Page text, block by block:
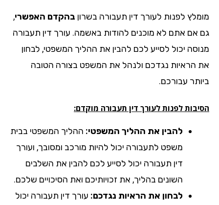
לפנות לעורך דין תעבורה בשרוןבהקדם האפשרי,
אם אתם לא מוכנים להודות באשמה. עורך דין תעבורה
יכול לסייע לכם להבין את ההליך המשפטי, לבחון
הראיות נגדכם ולנהל את המשפט בצורה הטובה
עבורכם.
לפנות לעורך דין תעבורה מוקדם:
להבין את ההליך המשפטי:ההליך המשפטי בבית
משפט לתעבורה יכול להיות מורכב ומסובך, ועורך
דין תעבורה יכול לסייע לכם להבין את השלבים
השונים בהליך, את זכויותיכם ואת הסיכויים שלכם.
לבחון את הראיות נגדכם:עורך דין תעבורה יכול